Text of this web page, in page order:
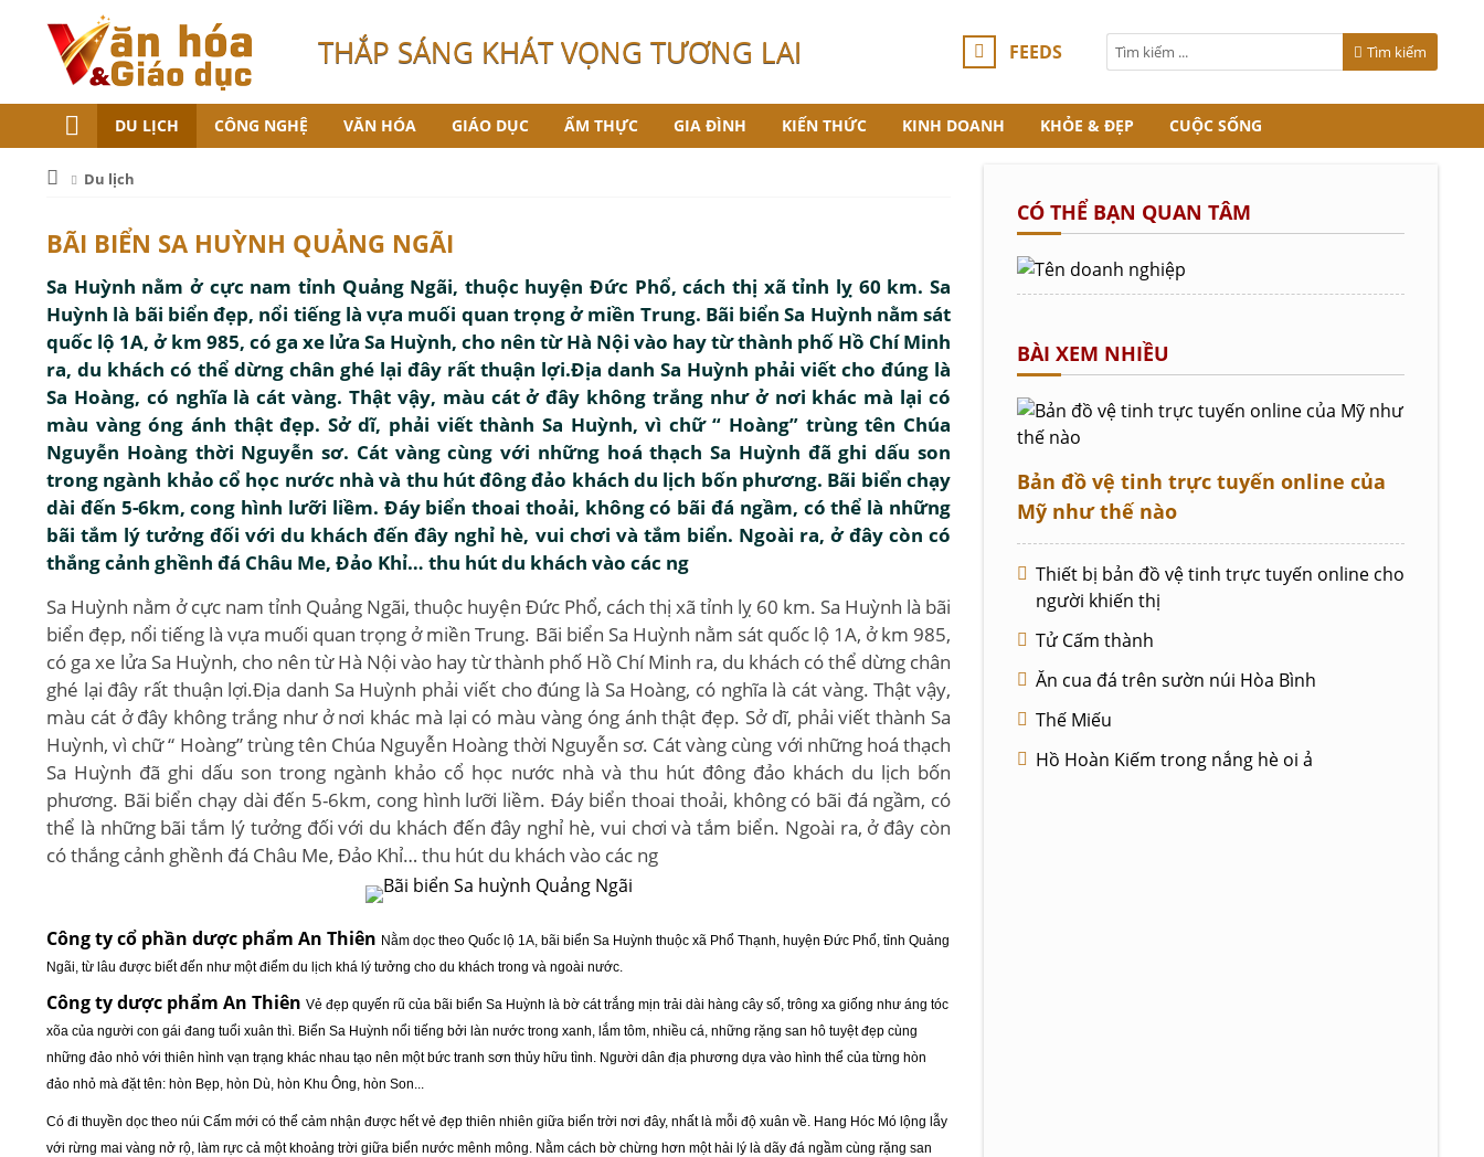
THẮP SÁNG KHÁT VỌNG TƯƠNG LAI FEEDS Tìm kiếm
DU LỊCH CÔNG NGHỆ VĂN HÓA GIÁO DỤC ẨM THỰC GIA ĐÌNH KIẾN THỨC KINH DOANH KHỎE & ĐẸP CUỘC SỐNG
Du lịch
BÃI BIỂN SA HUỲNH QUẢNG NGÃI
Sa Huỳnh nằm ở cực nam tỉnh Quảng Ngãi, thuộc huyện Đức Phổ, cách thị xã tỉnh lỵ 60 km. Sa
Huỳnh là bãi biển đẹp, nổi tiếng là vựa muối quan trọng ở miền Trung. Bãi biển Sa Huỳnh nằm sát
quốc lộ 1A, ở km 985, có ga xe lửa Sa Huỳnh, cho nên từ Hà Nội vào hay từ thành phố Hồ Chí Minh
ra, du khách có thể dừng chân ghé lại đây rất thuận lợi.Địa danh Sa Huỳnh phải viết cho đúng là
Sa Hoàng, có nghĩa là cát vàng. Thật vậy, màu cát ở đây không trắng như ở nơi khác mà lại có
màu vàng óng ánh thật đẹp. Sở dĩ, phải viết thành Sa Huỳnh, vì chữ “ Hoàng” trùng tên Chúa
Nguyễn Hoàng thời Nguyễn sơ. Cát vàng cùng với những hoá thạch Sa Huỳnh đã ghi dấu son
trong ngành khảo cổ học nước nhà và thu hút đông đảo khách du lịch bốn phương. Bãi biển chạy
dài đến 5-6km, cong hình lưỡi liềm. Đáy biển thoai thoải, không có bãi đá ngầm, có thể là những
bãi tắm lý tưởng đối với du khách đến đây nghỉ hè, vui chơi và tắm biển. Ngoài ra, ở đây còn có
thắng cảnh ghềnh đá Châu Me, Đảo Khỉ… thu hút du khách vào các ng
Sa Huỳnh nằm ở cực nam tỉnh Quảng Ngãi, thuộc huyện Đức Phổ, cách thị xã tỉnh lỵ 60 km. Sa Huỳnh là bãi
biển đẹp, nổi tiếng là vựa muối quan trọng ở miền Trung. Bãi biển Sa Huỳnh nằm sát quốc lộ 1A, ở km 985,
có ga xe lửa Sa Huỳnh, cho nên từ Hà Nội vào hay từ thành phố Hồ Chí Minh ra, du khách có thể dừng chân
ghé lại đây rất thuận lợi.Địa danh Sa Huỳnh phải viết cho đúng là Sa Hoàng, có nghĩa là cát vàng. Thật vậy,
màu cát ở đây không trắng như ở nơi khác mà lại có màu vàng óng ánh thật đẹp. Sở dĩ, phải viết thành Sa
Huỳnh, vì chữ “ Hoàng” trùng tên Chúa Nguyễn Hoàng thời Nguyễn sơ. Cát vàng cùng với những hoá thạch
Sa Huỳnh đã ghi dấu son trong ngành khảo cổ học nước nhà và thu hút đông đảo khách du lịch bốn
phương. Bãi biển chạy dài đến 5-6km, cong hình lưỡi liềm. Đáy biển thoai thoải, không có bãi đá ngầm, có
thể là những bãi tắm lý tưởng đối với du khách đến đây nghỉ hè, vui chơi và tắm biển. Ngoài ra, ở đây còn
có thắng cảnh ghềnh đá Châu Me, Đảo Khỉ… thu hút du khách vào các ng
Công ty cổ phần dược phẩm An Thiên Nằm dọc theo Quốc lộ 1A, bãi biển Sa Huỳnh thuộc xã Phổ Thạnh, huyện Đức Phổ, tỉnh Quảng
Ngãi, từ lâu được biết đến như một điểm du lịch khá lý tưởng cho du khách trong và ngoài nước.
Công ty dược phẩm An Thiên Vẻ đẹp quyến rũ của bãi biển Sa Huỳnh là bờ cát trắng mịn trải dài hàng cây số, trông xa giống như áng tóc
xõa của người con gái đang tuổi xuân thì. Biển Sa Huỳnh nổi tiếng bởi làn nước trong xanh, lắm tôm, nhiều cá, những rặng san hô tuyệt đẹp cùng
những đảo nhỏ với thiên hình vạn trạng khác nhau tạo nên một bức tranh sơn thủy hữu tình. Người dân địa phương dựa vào hình thể của từng hòn
đảo nhỏ mà đặt tên: hòn Bẹp, hòn Dù, hòn Khu Ông, hòn Son...
Có đi thuyền dọc theo núi Cấm mới có thể cảm nhận được hết vẻ đẹp thiên nhiên giữa biển trời nơi đây, nhất là mỗi độ xuân về. Hang Hóc Mó lộng lẫy
với rừng mai vàng nở rộ, làm rực cả một khoảng trời giữa biển nước mênh mông. Nằm cách bờ chừng hơn một hải lý là dãy đá ngầm cùng rặng san
CÓ THỂ BẠN QUAN TÂM
BÀI XEM NHIỀU
Bản đồ vệ tinh trực tuyến online của
Mỹ như thế nào
Thiết bị bản đồ vệ tinh trực tuyến online cho
người khiến thị
Tử Cấm thành
Ăn cua đá trên sườn núi Hòa Bình
Thế Miếu
Hồ Hoàn Kiếm trong nắng hè oi ả